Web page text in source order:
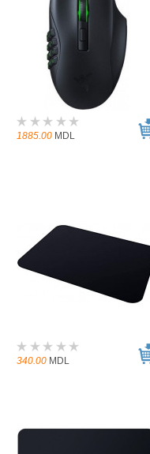
1885.00 MDL
340.00 MDL